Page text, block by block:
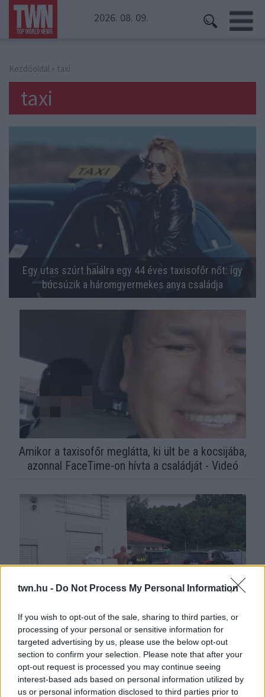
twn.hu - Do Not Process My Personal Information
If you wish to opt-out of the sale, sharing to third parties, or
processing of your personal or sensitive information for
targeted advertising by us, please use the below opt-out
section to confirm your selection. Please note that after your
opt-out request is processed you may continue seeing
interest-based ads based on personal information utilized by
us or personal information disclosed to third parties prior to
2026. 08. 09.
Kezdőoldal » taxi
taxi
Egy utas szúrt halálra egy 44 éves taxisofőr nőt: így
búcsúzik a háromgyermekes anya családja
Amikor a taxisofőr meglátta, ki ült be a kocsijába,
azonnal FaceTime-on hívta a családját - Videó
Tibor volt a fővárosi "taximaffia" feje: közel 100 rendőr
csapott le a turisták rémeire - Fotók